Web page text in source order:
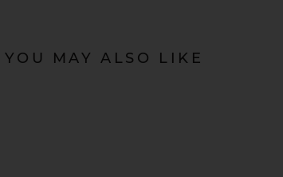
YOU MAY ALSO LIKE